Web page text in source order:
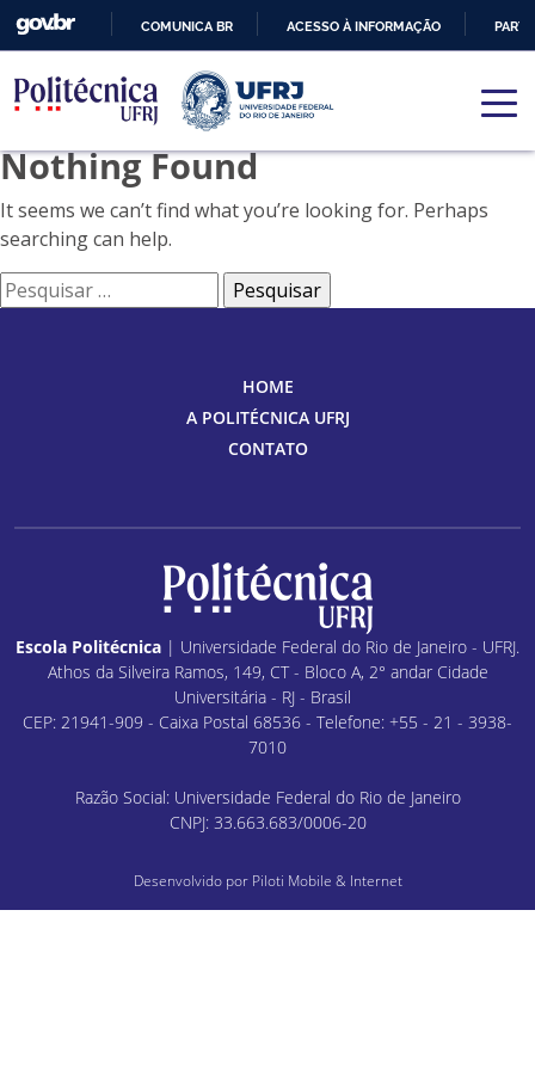
PARA
O
CONTEÚDO
COMUNICA BR ACESSO À INFORMAÇÃO
Nothing Found
It seems we can’t find what you’re looking for. Perhaps
searching can help.
Pesquisar
por:
HOME
A POLITÉCNICA UFRJ
CONTATO
Escola Politécnica | Universidade Federal do Rio de Janeiro - UFRJ.
Athos da Silveira Ramos, 149, CT - Bloco A, 2° andar Cidade
Universitária - RJ - Brasil
CEP: 21941-909 - Caixa Postal 68536 - Telefone: +55 - 21 - 3938-
7010
Razão Social: Universidade Federal do Rio de Janeiro
CNPJ: 33.663.683/0006-20
Desenvolvido por Piloti Mobile & Internet